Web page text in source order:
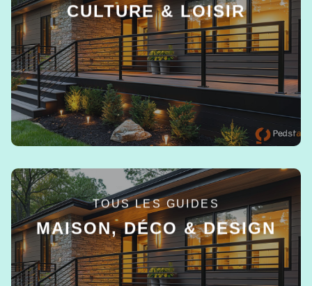
CULTURE & LOISIR
EN SAVOIR +
TOUS LES GUIDES
MAISON, DÉCO & DESIGN
EN SAVOIR +